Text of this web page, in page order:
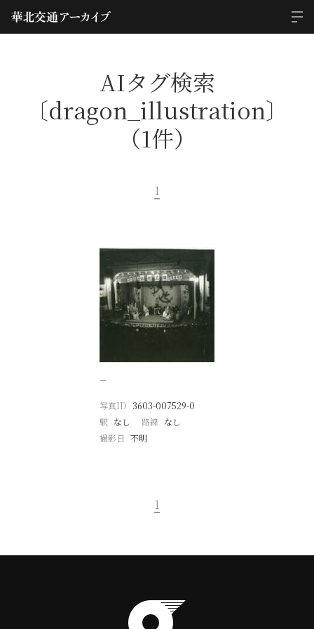
AIタグ検索
〔dragon_illustration〕
（1件）
1
−
写真ID 3603-007529-0
駅 なし 路線 なし
撮影日
不明
1